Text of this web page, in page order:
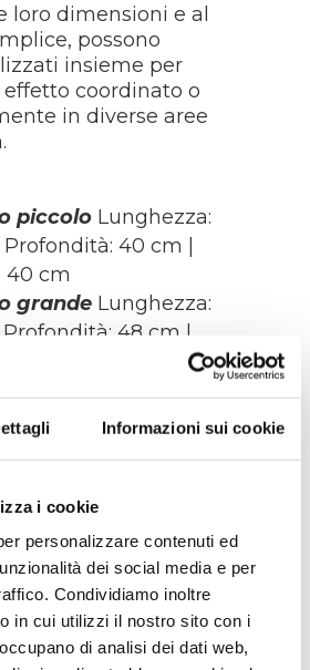
Informazioni sui cookie
i cookie
personalizzare contenuti ed
dei social media e per
Condividiamo inoltre
in cui utilizzi il nostro sito con i
di analisi dei dati web,
loro dimensioni e al
possono
insieme per
coordinato o
in diverse aree
piccolo Lunghezza:
40 cm |
40 cm
grande Lunghezza:
48 cm |
merita il
nel servizio.